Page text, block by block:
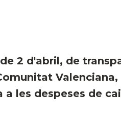
2 d'abril, de
les despeses de